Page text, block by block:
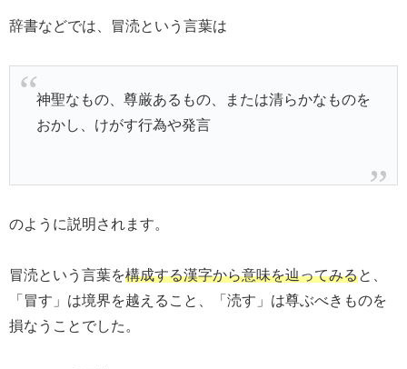
辞書などでは、冒涜という言葉は
神聖なもの、尊厳あるもの、または清らかなものを
おかし、けがす行為や発言
のように説明されます。
冒涜という言葉を構成する漢字から意味を辿ってみると、
「冒す」は境界を越えること、「涜す」は尊ぶべきものを
損なうことでした。